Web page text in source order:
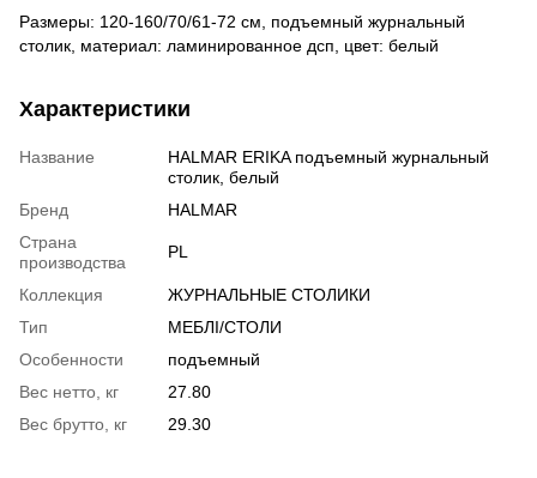
Размеры: 120-160/70/61-72 см, подъемный журнальный
столик, материал: ламинированное дсп, цвет: белый
Характеристики
Название
HALMAR ERIKA подъемный журнальный
столик, белый
Бренд
HALMAR
Страна
производства
PL
Коллекция
ЖУРНАЛЬНЫЕ СТОЛИКИ
Тип
МЕБЛІ/СТОЛИ
Особенности
подъемный
Вес нетто, кг
27.80
Вес брутто, кг
29.30